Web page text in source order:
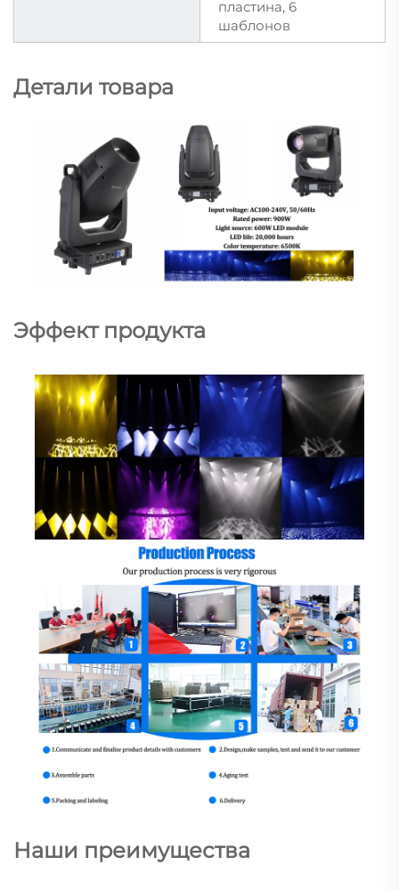
пластина, 6
шаблонов
Детали товара
Эффект продукта
Наши преимущества